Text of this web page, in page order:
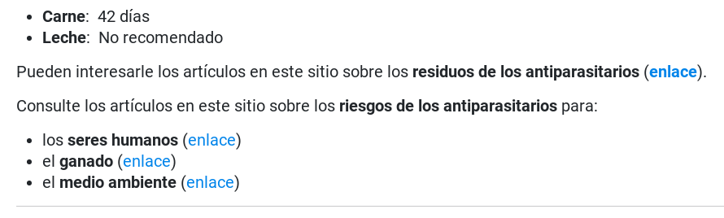
Carne: 42 días
Leche: No recomendado
Pueden interesarle los artículos en este sitio sobre los residuos de los antiparasitarios (enlace).
Consulte los artículos en este sitio sobre los riesgos de los antiparasitarios para:
losseres humanos (enlace)
elganado (enlace)
el medio ambiente (enlace)